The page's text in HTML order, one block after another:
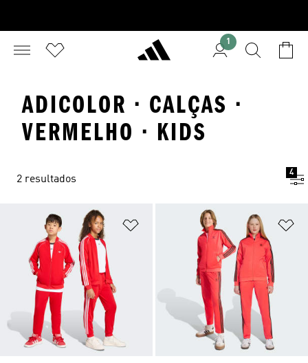
1
ADICOLOR · CALÇAS ·
VERMELHO · KIDS
2 resultados
4
Adicionar à Lista de Desejos